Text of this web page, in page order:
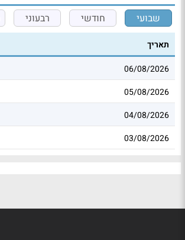
שבועי חודשי רבעוני
תאריך
06/08/2026
05/08/2026
04/08/2026
03/08/2026